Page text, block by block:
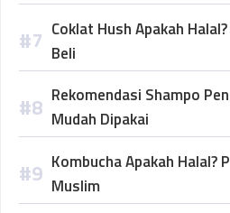
Coklat Hush Apakah
Beli
Rekomendasi Shampo
Mudah Dipakai
Kombucha Apakah Halal?
Muslim